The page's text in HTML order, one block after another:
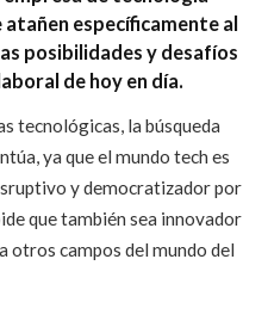
atañen específicamente al
posibilidades y desafíos
de hoy en día.
tecnológicas, la búsqueda
ya que el mundo tech es
y democratizador por
que también sea innovador
otros campos del mundo del